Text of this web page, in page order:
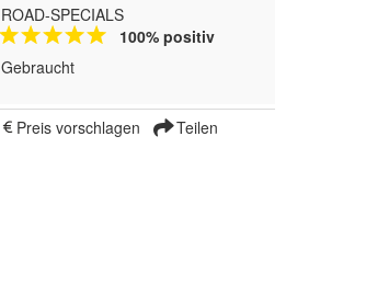
ROAD-SPECIALS
100% positiv
Gebraucht
Preis vorschlagen Teilen